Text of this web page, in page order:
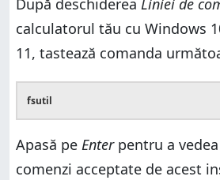
După deschiderea Liniei de
calculatorul tău cu Windows
11, tastează comanda
fsutil
Apasă pe Enterpentru a
comenzi acceptate de acest